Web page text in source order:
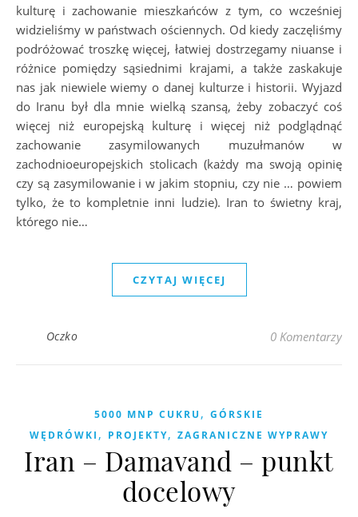
kulturę i zachowanie mieszkańców z tym, co wcześniej
widzieliśmy w państwach ościennych. Od kiedy zaczęliśmy
podróżować troszkę więcej, łatwiej dostrzegamy niuanse i
różnice pomiędzy sąsiednimi krajami, a także zaskakuje
nas jak niewiele wiemy o danej kulturze i historii. Wyjazd
do Iranu był dla mnie wielką szansą, żeby zobaczyć coś
więcej niż europejską kulturę i więcej niż podglądnąć
zachowanie zasymilowanych muzułmanów w
zachodnioeuropejskich stolicach (każdy ma swoją opinię
czy są zasymilowanie i w jakim stopniu, czy nie … powiem
tylko, że to kompletnie inni ludzie). Iran to świetny kraj,
którego nie…
CZYTAJ WIĘCEJ
Oczko 0 Komentarzy
5000 MNP CUKRU , GÓRSKIE
WĘDRÓWKI , PROJEKTY, ZAGRANICZNE WYPRAWY
Iran – Damavand – punkt
docelowy